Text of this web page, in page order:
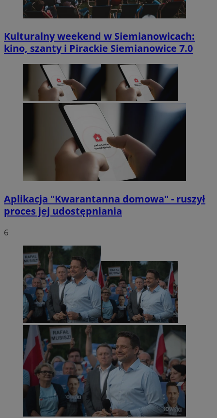
Kulturalny weekend w Siemianowicach:
kino, szanty i Pirackie Siemianowice 7.0
Aplikacja "Kwarantanna domowa" - ruszył
proces jej udostępniania
6